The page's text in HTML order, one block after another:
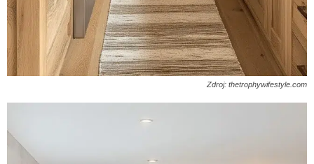
Zdroj: thetrophywifestyle.com